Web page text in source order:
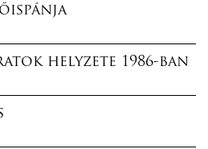
helyzete 1986-ban